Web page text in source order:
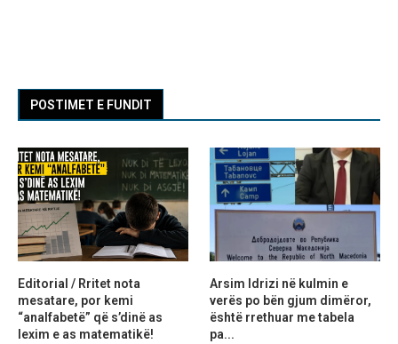
POSTIMET E FUNDIT
Editorial / Rritet nota
mesatare, por kemi
“analfabetë” që s’dinë as
lexim e as matematikë!
Arsim Idrizi në kulmin e
verës po bën gjum dimëror,
është rrethuar me tabela
pa...